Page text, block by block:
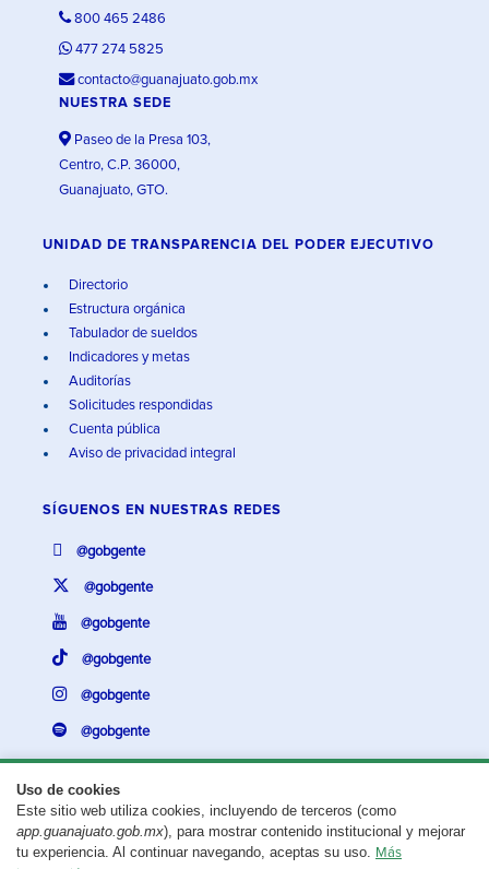
Uso de cookies
Este sitio web utiliza cookies, incluyendo de terceros (como
app.guanajuato.gob.mx), para mostrar contenido institucional y mejorar
tu experiencia. Al continuar navegando, aceptas su uso. Más
800 465 2486
477 274 5825
contacto@guanajuato.gob.mx
NUESTRA SEDE
Paseo de la Presa 103,
Centro, C.P. 36000,
Guanajuato, GTO.
UNIDAD DE TRANSPARENCIA DEL PODER EJECUTIVO
Directorio
Estructura orgánica
Tabulador de sueldos
Indicadores y metas
Auditorías
Solicitudes respondidas
Cuenta pública
Aviso de privacidad integral
SÍGUENOS EN NUESTRAS REDES
@gobgente
@gobgente
@gobgente
@gobgente
@gobgente
@gobgente
¿Existe algún problema con esta página?Repórtalo aquí.